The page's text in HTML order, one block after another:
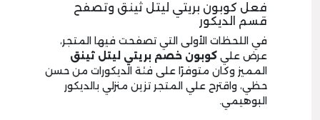
فعل كوبون بريتي ليتل ثينق وتصفح
قسم الديكور
في اللحظات الأولى التي تصفحت فيها المتجر،
عرض علي كوبون خصم بريتي ليتل ثينق
المميز وكان متوفرًا على فئة الديكورات من حسن
حظي، واقترح علي المتجر تزين منزلي بالديكور
البوهيمي.